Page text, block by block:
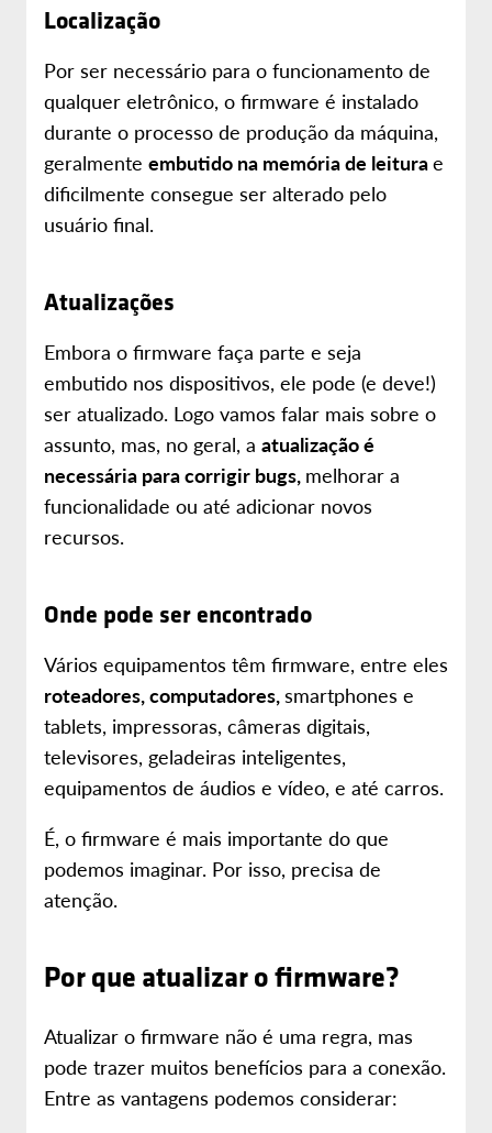
Localização
Por ser necessário para o funcionamento de
qualquer eletrônico, o firmware é instalado
durante o processo de produção da máquina,
geralmente embutido na memória de leiturae
dificilmente consegue ser alterado pelo
usuário final.
Atualizações
Embora o firmware faça parte e seja
embutido nos dispositivos, ele pode (e deve!)
ser atualizado. Logo vamos falar mais sobre o
assunto, mas, no geral, a atualização é
necessária para corrigir bugs, melhorar a
funcionalidade ou até adicionar novos
recursos.
Onde pode ser encontrado
Vários equipamentos têm firmware, entre eles
roteadores, computadores,smartphones e
tablets, impressoras, câmeras digitais,
televisores, geladeiras inteligentes,
equipamentos de áudios e vídeo, e até carros.
É, o firmware é mais importante do que
podemos imaginar. Por isso, precisa de
atenção.
Por que atualizar o firmware?
Atualizar o firmware não é uma regra, mas
pode trazer muitos benefícios para a conexão.
Entre as vantagens podemos considerar: